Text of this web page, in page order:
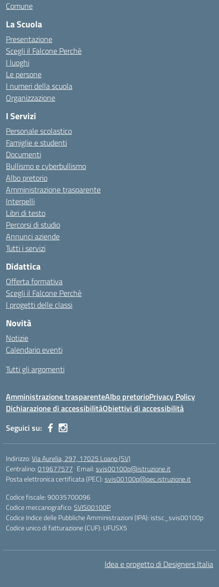
Comune
La Scuola
Presentazione
Scegli il Falcone Perchè
I luoghi
Le persone
I numeri della scuola
Organizzazione
I Servizi
Personale scolastico
Famiglie e studenti
Documenti
Bullismo e cyberbullismo
Albo pretorio
Amministrazione trasparente
Interpelli
Libri di testo
Percorsi di studio
Annunci aziende
Tutti i servizi
Didattica
Offerta formativa
Scegli il Falcone Perchè
I progetti delle classi
Novità
Notizie
Calendario eventi
Tutti gli argomenti
Amministrazione trasparenteAlbo pretorioPrivacy Policy
Dichiarazione di accessibilitàObiettivi di accessibilità
Seguici su:
Indirizzo:Via Aurelia, 297, 17025 Loano (SV)
Centralino:019677577 Email:svis00100p@istruzione.it
Posta elettronica certificata (PEC):svis00100p@pec.istruzione.it
Codice fiscale: 90035700096
Codice meccanografico:SVIS00100P
Codice Indice delle Pubbliche Amministrazioni (IPA): istsc_svis00100p
Codice unico di fatturazione (CUF): UFUSX5
Idea e progetto di Designers Italia